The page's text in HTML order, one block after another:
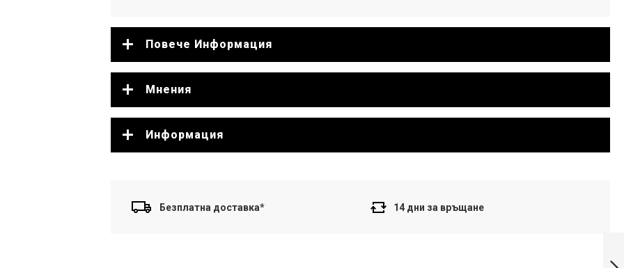
Повече Информация
Мнения
Информация
Безплатна доставка* 14 дни за връщане